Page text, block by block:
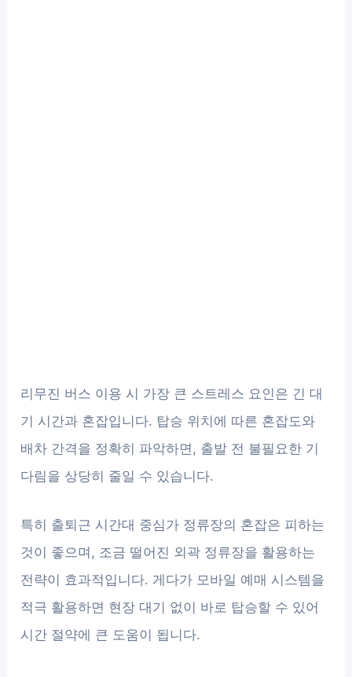
리무진 버스 이용 시 가장 큰 스트레스 요인은 긴 대
기 시간과 혼잡입니다. 탑승 위치에 따른 혼잡도와
배차 간격을 정확히 파악하면, 출발 전 불필요한 기
다림을 상당히 줄일 수 있습니다.
특히 출퇴근 시간대 중심가 정류장의 혼잡은 피하는
것이 좋으며, 조금 떨어진 외곽 정류장을 활용하는
전략이 효과적입니다. 게다가 모바일 예매 시스템을
적극 활용하면 현장 대기 없이 바로 탑승할 수 있어
시간 절약에 큰 도움이 됩니다.